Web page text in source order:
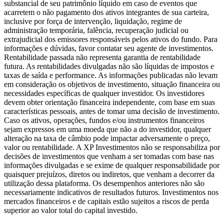
substancial de seu patrimônio líquido em caso de eventos que
acarretem o não pagamento dos ativos integrantes de sua carteira,
inclusive por força de intervenção, liquidação, regime de
administração temporária, falência, recuperação judicial ou
extrajudicial dos emissores responsáveis pelos ativos do fundo. Para
informações e dúvidas, favor contatar seu agente de investimentos.
Rentabilidade passada não representa garantia de rentabilidade
futura. As rentabilidades divulgadas não são líquidas de impostos e
taxas de saída e performance. As informações publicadas não levam
em consideração os objetivos de investimento, situação financeira ou
necessidades específicas de qualquer investidor. Os investidores
devem obter orientação financeira independente, com base em suas
características pessoais, antes de tomar uma decisão de investimento.
Caso os ativos, operações, fundos e/ou instrumentos financeiros
sejam expressos em uma moeda que não a do investidor, qualquer
alteração na taxa de câmbio pode impactar adversamente o preço,
valor ou rentabilidade. A XP Investimentos não se responsabiliza por
decisões de investimentos que venham a ser tomadas com base nas
informações divulgadas e se exime de qualquer responsabilidade por
quaisquer prejuízos, diretos ou indiretos, que venham a decorrer da
utilização dessa plataforma. Os desempenhos anteriores não são
necessariamente indicativos de resultados futuros. Investimentos nos
mercados financeiros e de capitais estão sujeitos a riscos de perda
superior ao valor total do capital investido.